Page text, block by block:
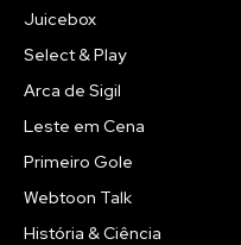
Juicebox
Select & Play
Arca de Sigil
Leste em Cena
Primeiro Gole
Webtoon Talk
História & Ciência